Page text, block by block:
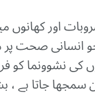
اور کھانوں
انسانی صحت
کی نشوونما کو
سمجھا جاتا